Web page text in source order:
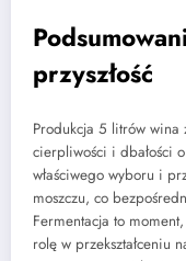
przyszłość
Produkcja 5 litrów
cierpliwości i dbałości
właściwego wyboru i
moszczu, co
Fermentacja to
rolę w przekształceniu